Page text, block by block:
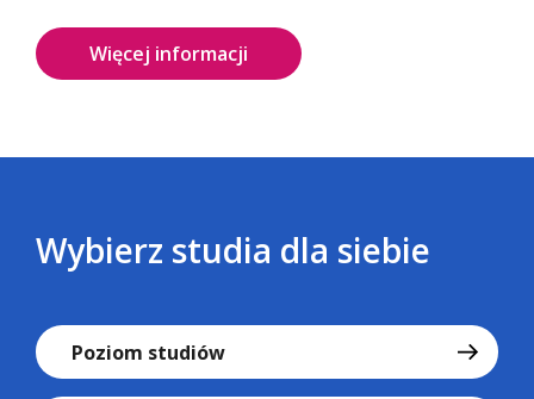
Więcej informacji
Zapisz się na seminarium
Wybierz studia dla siebie
Poziom studiów